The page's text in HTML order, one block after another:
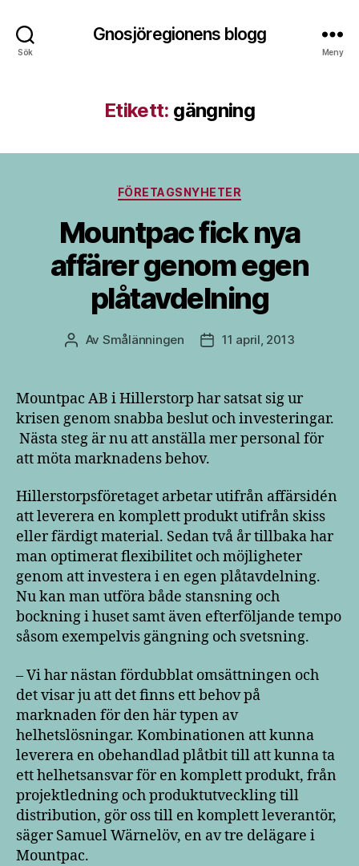
Sök
Gnosjöregionens blogg
Meny
Etikett: gängning
Kategorier
FÖRETAGSNYHETER
Mountpac fick nya
affärer genom egen
plåtavdelning
Inläggsförfattare
Av Smålänningen Inläggsdatum
11 april, 2013
Mountpac AB i Hillerstorp har satsat sig ur
krisen genom snabba beslut och investeringar.
Nästa steg är nu att anställa mer personal för
att möta marknadens behov.
Hillerstorpsföretaget arbetar utifrån affärsidén
att leverera en komplett produkt utifrån skiss
eller färdigt material. Sedan två år tillbaka har
man optimerat flexibilitet och möjligheter
genom att investera i en egen plåtavdelning.
Nu kan man utföra både stansning och
bockning i huset samt även efterföljande tempo
såsom exempelvis gängning och svetsning.
– Vi har nästan fördubblat omsättningen och
det visar ju att det finns ett behov på
marknaden för den här typen av
helhetslösningar. Kombinationen att kunna
leverera en obehandlad plåtbit till att kunna ta
ett helhetsansvar för en komplett produkt, från
projektledning och produktutveckling till
distribution, gör oss till en komplett leverantör,
säger Samuel Wärnelöv, en av tre delägare i
Mountpac.